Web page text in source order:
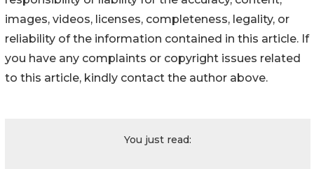
images, videos, licenses, completeness, legality, or
reliability of the information contained in this article. If
you have any complaints or copyright issues related
to this article, kindly contact the author above.
You just read: